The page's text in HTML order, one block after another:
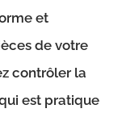
et
de votre
contrôler la
est pratique